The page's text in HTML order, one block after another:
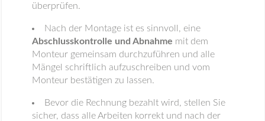
überprüfen.
Nach der Montage ist es sinnvoll, eine
Abschlusskontrolle und Abnahme mit dem
Monteur gemeinsam durchzuführen und alle
Mängel schriftlich aufzuschreiben und vom
Monteur bestätigen zu lassen.
Bevor die Rechnung bezahlt wird, stellen Sie
sicher, dass alle Arbeiten korrekt und nach der